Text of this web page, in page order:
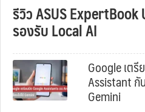
รีวิว ASUS
รองรับ Local AI
Google เต
Assistant กั
Gemini